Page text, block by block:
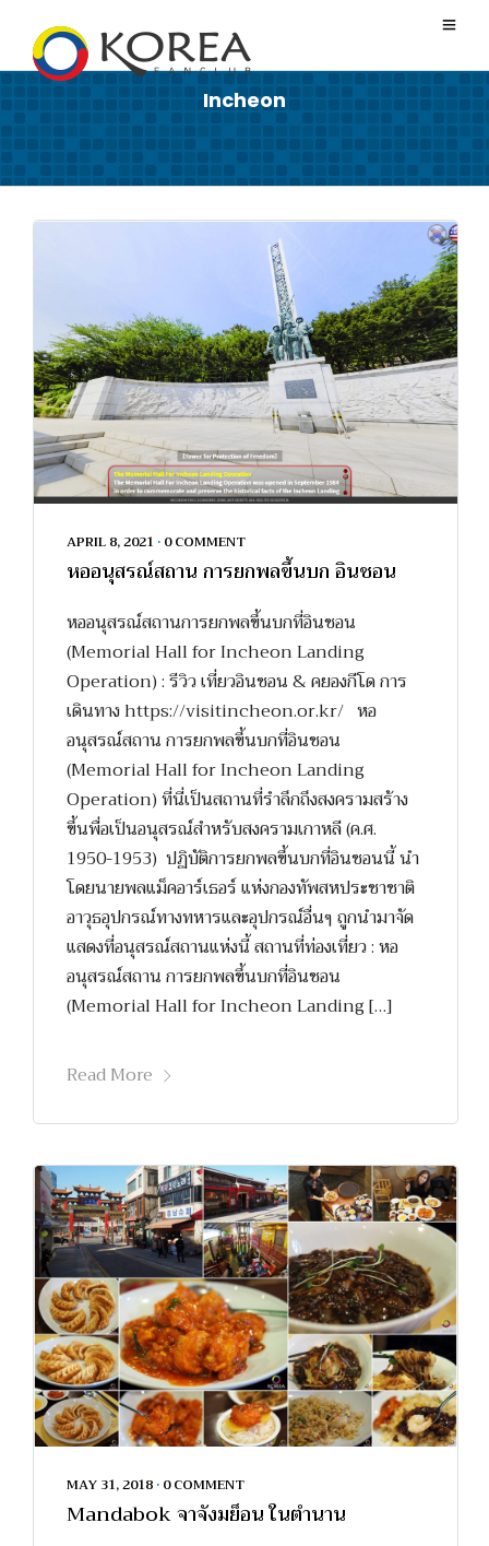
Incheon
APRIL 8, 2021 • 0 COMMENT
หออนุสรณ์สถาน การยกพลขึ้นบก อินชอน
หออนุสรณ์สถานการยกพลขึ้นบกที่อินชอน
(Memorial Hall for Incheon Landing
Operation) : รีวิว เที่ยวอินชอน & คยองกีโด การ
เดินทาง https://visitincheon.or.kr/ หอ
อนุสรณ์สถาน การยกพลขึ้นบกที่อินชอน
(Memorial Hall for Incheon Landing
Operation) ที่นี่เป็นสถานที่รำลึกถึงสงครามสร้าง
ขึ้นพื่อเป็นอนุสรณ์สำหรับสงครามเกาหลี (ค.ศ.
1950-1953) ปฏิบัติการยกพลขึ้นบกที่อินชอนนี้ นำ
โดยนายพลแม็คอาร์เธอร์ แห่งกองทัพสหประชาชาติ
อาวุธอุปกรณ์ทางทหารและอุปกรณ์อื่นๆ ถูกนำมาจัด
แสดงที่อนุสรณ์สถานแห่งนี้ สถานที่ท่องเที่ยว : หอ
อนุสรณ์สถาน การยกพลขึ้นบกที่อินชอน
(Memorial Hall for Incheon Landing […]
Read More
MAY 31, 2018 • 0 COMMENT
Mandabok จาจังมย็อน ในตำนาน